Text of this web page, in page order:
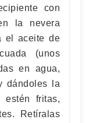
con
la nevera
el aceite de
(unos
en agua,
dándoles la
estén fritas,
Retíralas